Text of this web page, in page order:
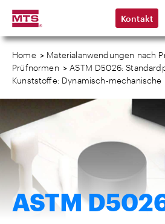
Kontakt
Home > Materialanwendungen nach
Prüfnormen > ASTM D5026:
Kunststoffe: Dynamisch-mechanische
ASTM